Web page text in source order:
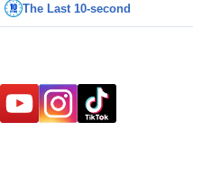
The Last 10-second